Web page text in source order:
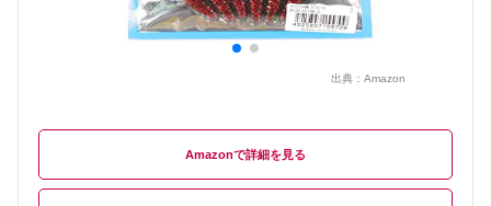
出典： Amazon
Amazon